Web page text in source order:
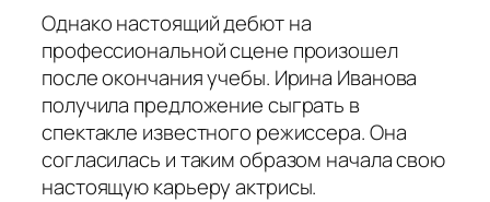
Однако настоящий дебют на
профессиональной сцене произошел
после окончания учебы. Ирина Иванова
получила предложение сыграть в
спектакле известного режиссера. Она
согласилась и таким образом начала свою
настоящую карьеру актрисы.